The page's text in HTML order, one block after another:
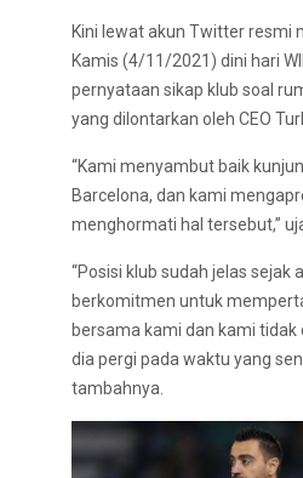
Kini lewat akun Twitter resmi
Kamis (4/11/2021) dini hari
pernyataan sikap klub soal
yang dilontarkan oleh CEO
“Kami menyambut baik
Barcelona, dan kami
menghormati hal tersebut,”
“Posisi klub sudah jelas sejak
berkomitmen untuk
bersama kami dan kami
dia pergi pada waktu yang
tambahnya.